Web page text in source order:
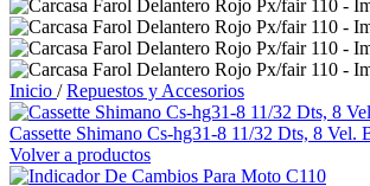
Inicio / Repuestos y Accesorios
Cassette Shimano Cs-hg31-8 11/32 Dts, 8 Vel.
Volver a productos